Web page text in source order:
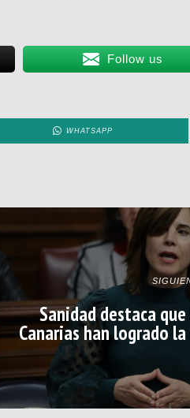
Follow us
WHATSAPP
Sanidad destaca
Canarias han logrado